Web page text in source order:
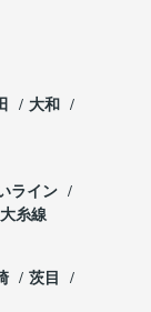
大和
ライン
大糸線
茨目